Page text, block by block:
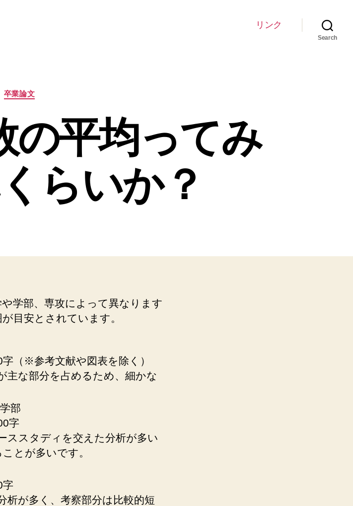
リンク
Search
カ
テ
ー
卒業論文
の平均ってみ
らいか？
学部、専攻によって異なります
目安とされています。
（※参考文献や図表を除く）
主な部分を占めるため、細かな
部
字
ススタディを交えた分析が多い
とが多いです。
字
析が多く、考察部分は比較的短